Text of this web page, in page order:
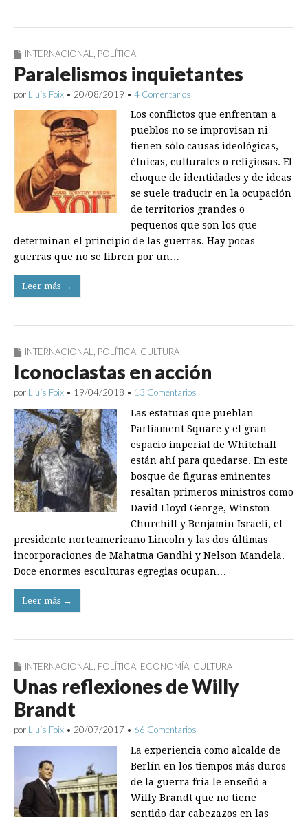
INTERNACIONAL POLÍTICA
Paralelismos inquietantes
por Lluís Foix • 20/08/2019 • 4 Comentarios
Los conflictos que enfrentan a
pueblos no se improvisan ni
tienen sólo causas ideológicas,
étnicas, culturales o religiosas. El
choque de identidades y de ideas
se suele traducir en la ocupación
de territorios grandes o
pequeños que son los que
determinan el principio de las guerras. Hay pocas
guerras que no se libren por un…
Leer más →
INTERNACIONAL, POLÍTICA, CULTURA
Iconoclastas en acción
por Lluís Foix • 19/04/2018 • 13 Comentarios
Las estatuas que pueblan
Parliament Square y el gran
espacio imperial de Whitehall
están ahí para quedarse. En este
bosque de figuras eminentes
resaltan primeros ministros como
David Lloyd George, Winston
Churchill y Benjamin Israeli, el
presidente norteamericano Lincoln y las dos últimas
incorporaciones de Mahatma Gandhi y Nelson Mandela.
Doce enormes esculturas egregias ocupan…
Leer más →
INTERNACIONAL POLÍTICA ECONOMÍA CULTURA
Unas reflexiones de Willy
Brandt
por Lluís Foix • 20/07/2017 • 66 Comentarios
La experiencia como alcalde de
Berlín en los tiempos más duros
de la guerra fría le enseñó a
Willy Brandt que no tiene
sentido dar cabezazos en las